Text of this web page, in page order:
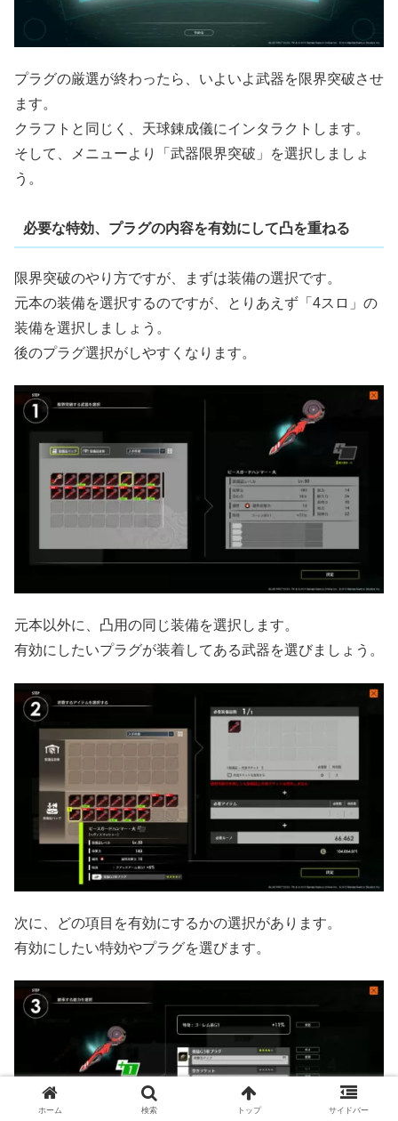
プラグの厳選が終わったら、いよいよ武器を限界突破させ
ます。
クラフトと同じく、天球錬成儀にインタラクトします。
そして、メニューより「武器限界突破」を選択しましょ
う。
必要な特効、プラグの内容を有効にして凸を重ねる
限界突破のやり方ですが、まずは装備の選択です。
元本の装備を選択するのですが、とりあえず「4スロ」の
装備を選択しましょう。
後のプラグ選択がしやすくなります。
元本以外に、凸用の同じ装備を選択します。
有効にしたいプラグが装着してある武器を選びましょう。
次に、どの項目を有効にするかの選択があります。
有効にしたい特効やプラグを選びます。
ホーム 検索 トップ サイドバー